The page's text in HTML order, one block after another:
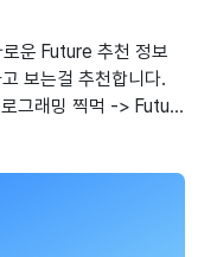
운 Future 추천 정보
보는걸 추천합니다.
그래밍 찍먹 -> Futur
주하기 쉽상이다. 데
화면을 그리는 부분이
러가 쉽게 발생한다.